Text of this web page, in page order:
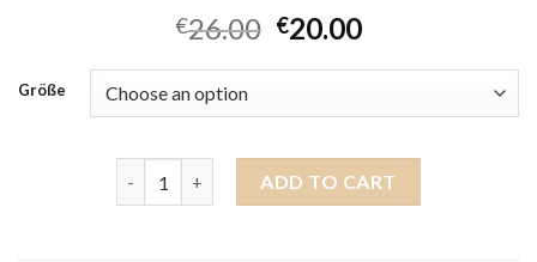
€26.00 €20.00
Größe
ADD TO CART